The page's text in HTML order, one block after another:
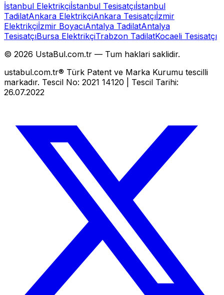
İstanbul Elektrikçiİstanbul Tesisatçıİstanbul
TadilatAnkara ElektrikçiAnkara Tesisatçıİzmir
Elektrikçiİzmir BoyacıAntalya TadilatAntalya
TesisatçıBursa ElektrikçiTrabzon TadilatKocaeli Tesisatçı
© 2026 UstaBul.com.tr — Tum haklari saklidir.
ustabul.com.tr® Türk Patent ve Marka Kurumu tescilli
markadır. Tescil No: 2021 14120 | Tescil Tarihi:
26.07.2022